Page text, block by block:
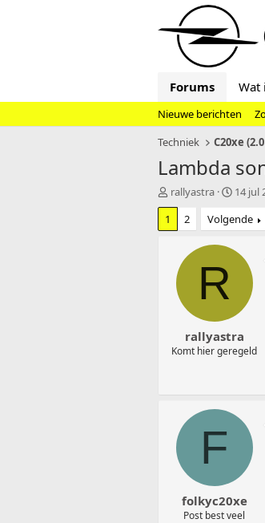
Forums Wat
Nieuwe berichten
Techniek
C20xe
Lambda
T
o
i
r
rallyastra
S
a
r
t
m
14 jul
1
2 Volgende
R
rallyastra
Komt hier geregeld
F
folkyc20xe
Post best veel